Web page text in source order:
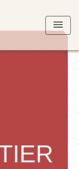
menu